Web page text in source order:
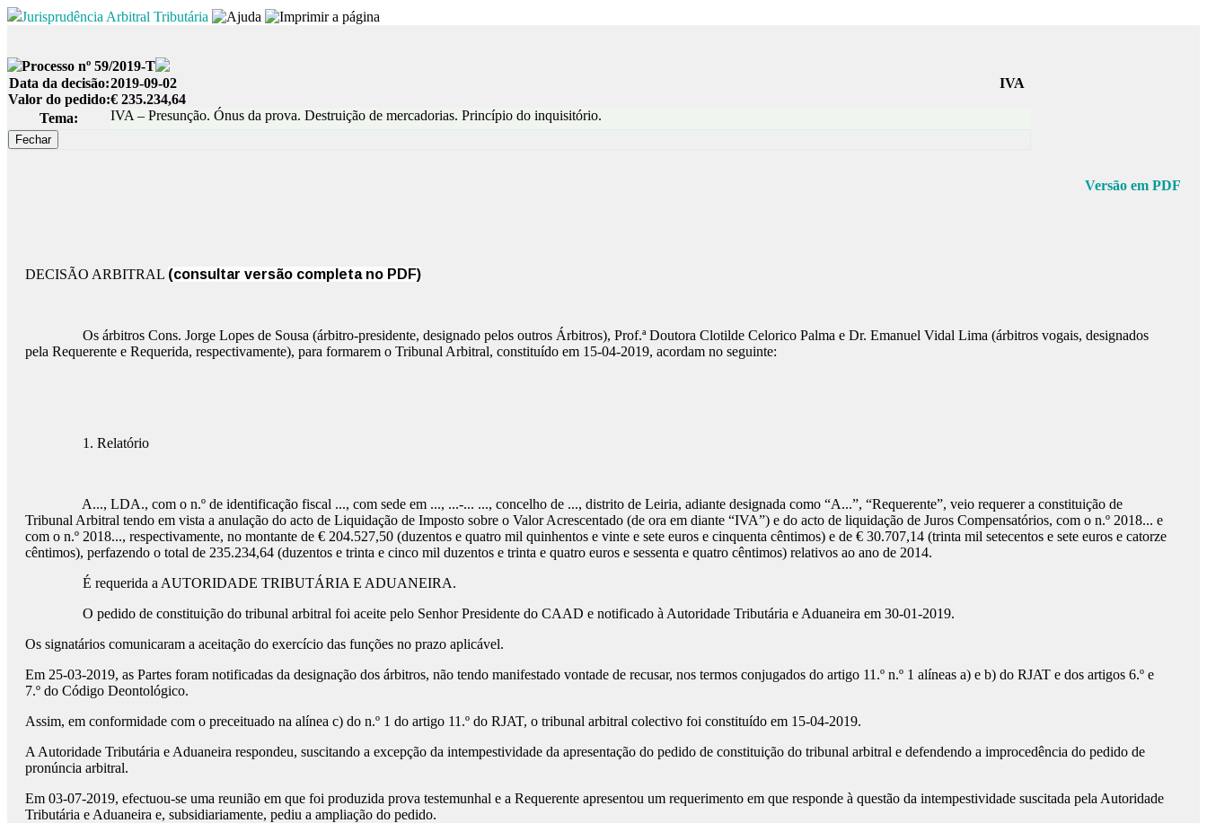
Jurisprudência Arbitral Tributária
Processo nº 59/2019-T
Data da decisão:2019-09-02
IVA
Valor do pedido:€ 235.234,64
Tema:
IVA – Presunção. Ónus da prova. Destruição de mercadorias. Princípio do inquisitório.
Versão em PDF
DECISÃO ARBITRAL (consultar versão completa no PDF)
Os árbitros Cons. Jorge Lopes de Sousa (árbitro-presidente, designado pelos outros Árbitros), Prof.ª Doutora Clotilde Celorico Palma e Dr. Emanuel Vidal Lima (árbitros vogais, designados
pela Requerente e Requerida, respectivamente), para formarem o Tribunal Arbitral, constituído em 15-04-2019, acordam no seguinte:
1. Relatório
A..., LDA., com o n.º de identificação fiscal ..., com sede em ..., ...-... ..., concelho de ..., distrito de Leiria, adiante designada como “A...”, “Requerente”, veio requerer a constituição de
Tribunal Arbitral tendo em vista a anulação do acto de Liquidação de Imposto sobre o Valor Acrescentado (de ora em diante “IVA”) e do acto de liquidação de Juros Compensatórios, com o n.º 2018... e
com o n.º 2018..., respectivamente, no montante de € 204.527,50 (duzentos e quatro mil quinhentos e vinte e sete euros e cinquenta cêntimos) e de € 30.707,14 (trinta mil setecentos e sete euros e catorze
cêntimos), perfazendo o total de 235.234,64 (duzentos e trinta e cinco mil duzentos e trinta e quatro euros e sessenta e quatro cêntimos) relativos ao ano de 2014.
É requerida a AUTORIDADE TRIBUTÁRIA E ADUANEIRA.
O pedido de constituição do tribunal arbitral foi aceite pelo Senhor Presidente do CAAD e notificado à Autoridade Tributária e Aduaneira em 30-01-2019.
Os signatários comunicaram a aceitação do exercício das funções no prazo aplicável.
Em 25-03-2019, as Partes foram notificadas da designação dos árbitros, não tendo manifestado vontade de recusar, nos termos conjugados do artigo 11.º n.º 1 alíneas a) e b) do RJAT e dos artigos 6.º e
7.º do Código Deontológico.
Assim, em conformidade com o preceituado na alínea c) do n.º 1 do artigo 11.º do RJAT, o tribunal arbitral colectivo foi constituído em 15-04-2019.
A Autoridade Tributária e Aduaneira respondeu, suscitando a excepção da intempestividade da apresentação do pedido de constituição do tribunal arbitral e defendendo a improcedência do pedido de
pronúncia arbitral.
Em 03-07-2019, efectuou-se uma reunião em que foi produzida prova testemunhal e a Requerente apresentou um requerimento em que responde à questão da intempestividade suscitada pela Autoridade
Tributária e Aduaneira e, subsidiariamente, pediu a ampliação do pedido.